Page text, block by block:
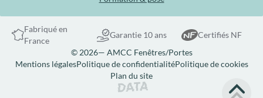
Fabriqué en
France
Garantie 10 ans
Certifiés NF
© 2026— AMCC Fenêtres/Portes
Mentions légalesPolitique de confidentialitéPolitique de cookies
Plan du site
Site réalisé par Data Projekt